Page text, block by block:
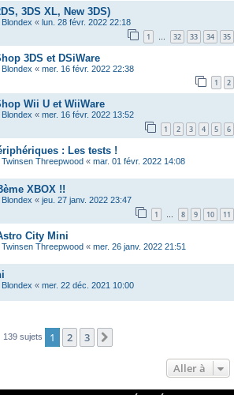
3DS XL, New 3DS)
Blondex « lun. 28 févr. 2022 22:18
1 … 32 33 34 35
3DS et DSiWare
Blondex « mer. 16 févr. 2022 22:38
1 2
Wii U et WiiWare
Blondex « mer. 16 févr. 2022 13:52
1 2 3 4 5 6
: Les tests !
Twinsen Threepwood « mar. 01 févr. 2022 14:08
XBOX !!
Blondex « jeu. 27 janv. 2022 23:47
1 … 8 9 10 11
City Mini
Twinsen Threepwood « mer. 26 janv. 2022 21:51
Blondex « mer. 22 déc. 2021 10:00
139 sujets 1 2 3
Aller à